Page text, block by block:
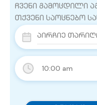
10:00 am
ჩვენი გამოცდილი
თქვენი საოცნებო